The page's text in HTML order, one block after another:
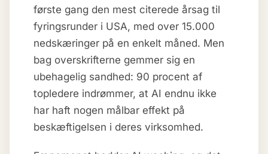
første gang den mest citerede årsag til
fyringsrunder i USA, med over 15.000
nedskæringer på en enkelt måned. Men
bag overskrifterne gemmer sig en
ubehagelig sandhed: 90 procent af
topledere indrømmer, at AI endnu ikke
har haft nogen målbar effekt på
beskæftigelsen i deres virksomhed.